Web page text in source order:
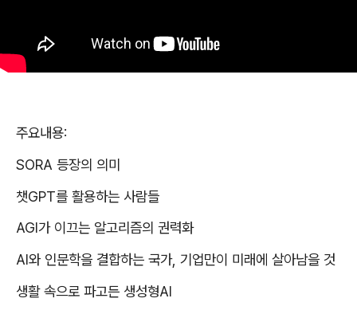
주요내용:
SORA 등장의 의미
챗GPT를 활용하는 사람들
AGI가 이끄는 알고리즘의 권력화
AI와 인문학을 결합하는 국가, 기업만이 미래에 살아남을 것
생활 속으로 파고든 생성형AI